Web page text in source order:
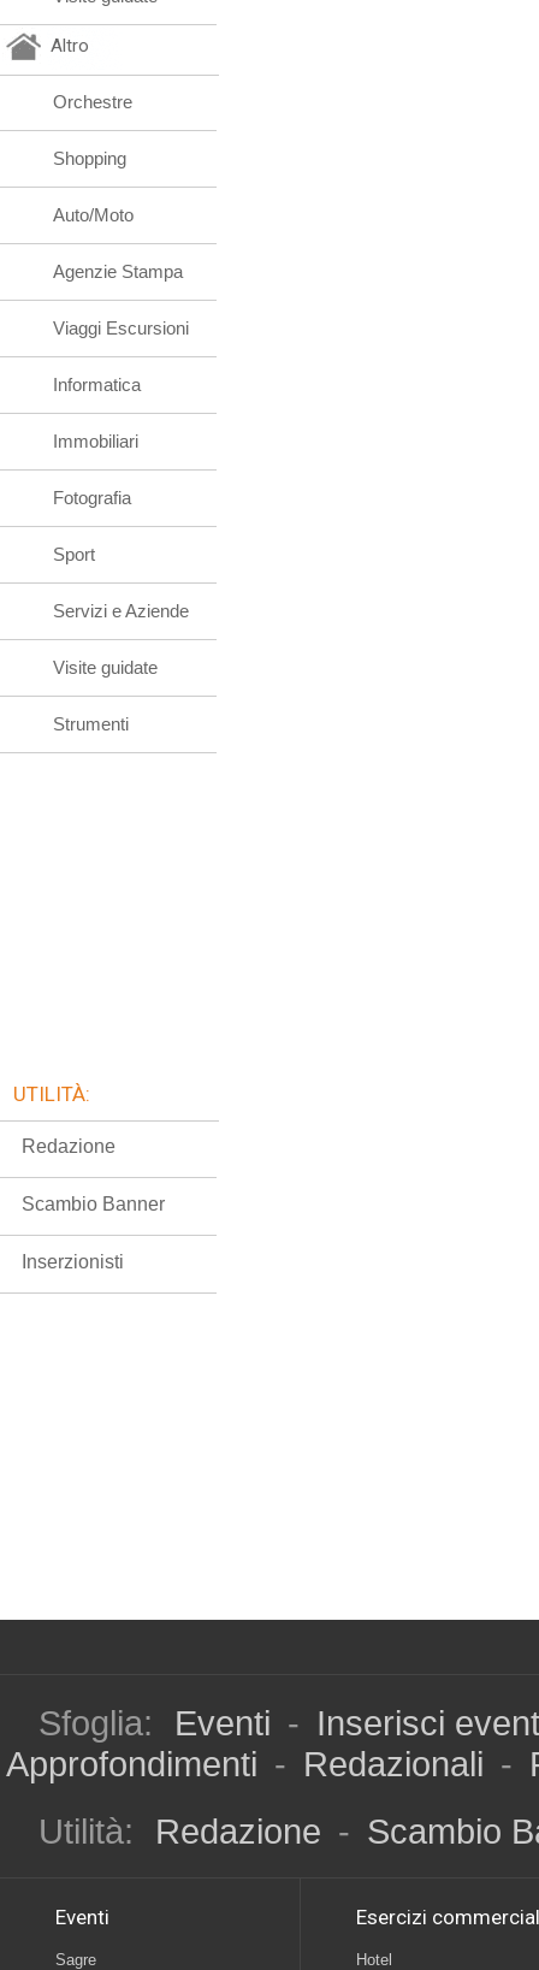
Altro
Orchestre
Shopping
Auto/Moto
Agenzie Stampa
Viaggi Escursioni
Informatica
Immobiliari
Fotografia
Sport
Servizi e Aziende
Visite guidate
Strumenti
UTILITÀ:
Redazione
Scambio Banner
Inserzionisti
Sfoglia: Eventi - Inserisci
Approfondimenti - Redazionali -
Utilità:
Redazione - Scambio
Eventi
Sagre
Esercizi
Hotel